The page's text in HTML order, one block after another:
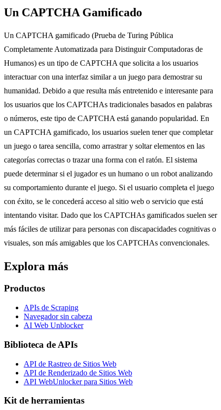
Un CAPTCHA Gamificado
Un CAPTCHA gamificado (Prueba de Turing Pública
Completamente Automatizada para Distinguir Computadoras de
Humanos) es un tipo de CAPTCHA que solicita a los usuarios
interactuar con una interfaz similar a un juego para demostrar su
humanidad. Debido a que resulta más entretenido e interesante para
los usuarios que los CAPTCHAs tradicionales basados en palabras
o números, este tipo de CAPTCHA está ganando popularidad. En
un CAPTCHA gamificado, los usuarios suelen tener que completar
un juego o tarea sencilla, como arrastrar y soltar elementos en las
categorías correctas o trazar una forma con el ratón. El sistema
puede determinar si el jugador es un humano o un robot analizando
su comportamiento durante el juego. Si el usuario completa el juego
con éxito, se le concederá acceso al sitio web o servicio que está
intentando visitar. Dado que los CAPTCHAs gamificados suelen ser
más fáciles de utilizar para personas con discapacidades cognitivas o
visuales, son más amigables que los CAPTCHAs convencionales.
Explora más
Productos
APIs de Scraping
Navegador sin cabeza
AI Web Unblocker
Biblioteca de APIs
API de Rastreo de Sitios Web
API de Renderizado de Sitios Web
API WebUnlocker para Sitios Web
Kit de herramientas